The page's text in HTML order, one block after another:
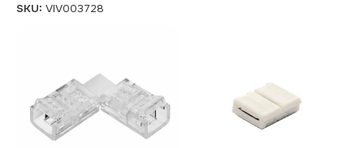
SKU: VIV003728